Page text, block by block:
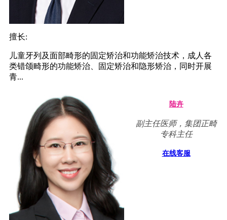
擅长:
儿童牙列及面部畸形的固定矫治和功能矫治技术，成人各
类错颌畸形的功能矫治、固定矫治和隐形矫治，同时开展
青...
陆卉
副主任医师，集团正畸
专科主任
在线客服